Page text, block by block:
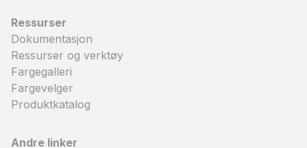
Ressurser
Dokumentasjon
Ressurser og verktøy
Fargegalleri
Fargevelger
Produktkatalog
Andre linker